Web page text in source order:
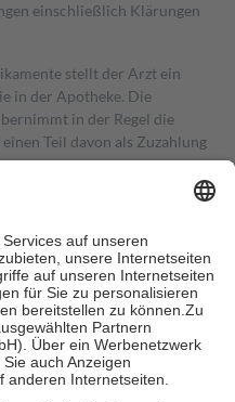
einschließlich Klärungen
stellt der Arzt ein
in der Apotheke. Die
in der Regel die
Teil davon als Zuzahlung
in Höhe von zehn
nie mehr als die tatsächlichen
für Online-Apotheken.
beträgt die
sowie zehn Euro je
für ihre eigene Gesundheit zu
Familie zu unterstützen,